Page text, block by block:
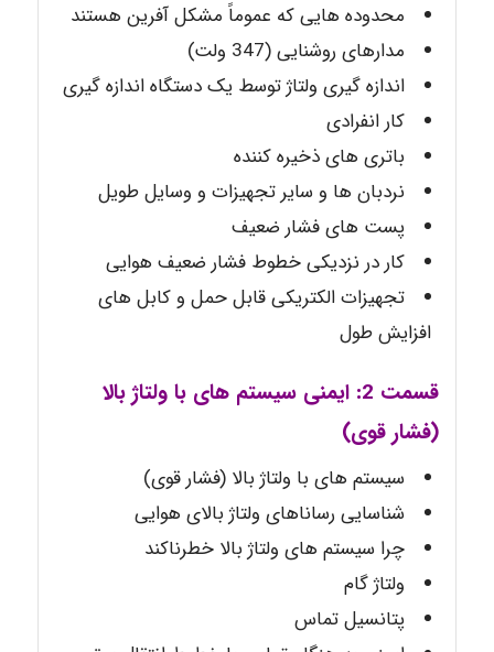
محدوده هایی که عموماً مشکل آفرین هستند
مدارهای روشنایی (347 ولت)
اندازه ­گیری ولتاژ توسط یک دستگاه اندازه گیری
کار انفرادی
باتری های ذخیره کننده
نردبان ها و سایر تجهیزات و وسایل طویل
پست های فشار ضعیف
کار در نزدیکی خطوط فشار ضعیف هوایی
تجهیزات الکتریکی قابل حمل و کابل های
افزایش طول
قسمت 2: ایمنی سیستم های با ولتاژ بالا
(فشار قوی)
سیستم های با ولتاژ بالا (فشار قوی)
شناسایی رساناهای ولتاژ بالای هوایی
چرا سیستم های ولتاژ بالا خطرناکند
ولتاژ گام
پتانسیل تماس